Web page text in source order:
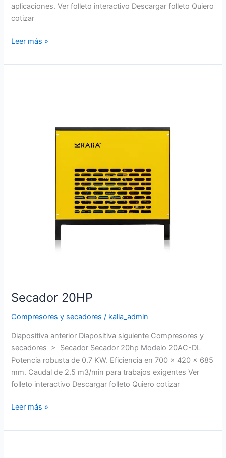
aplicaciones. Ver folleto interactivo Descargar folleto Quiero
cotizar
Leer más »
Secador 20HP
Compresores y secadores / kalia_admin
Diapositiva anterior Diapositiva siguiente Compresores y
secadores > Secador Secador 20hp Modelo 20AC-DL
Potencia robusta de 0.7 KW. Eficiencia en 700 x 420 x 685
mm. Caudal de 2.5 m3/min para trabajos exigentes Ver
folleto interactivo Descargar folleto Quiero cotizar
Leer más »